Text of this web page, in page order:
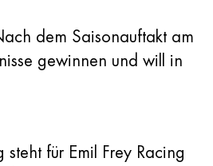
dem Saisonauftakt am
gewinnen und will in
für Emil Frey Racing